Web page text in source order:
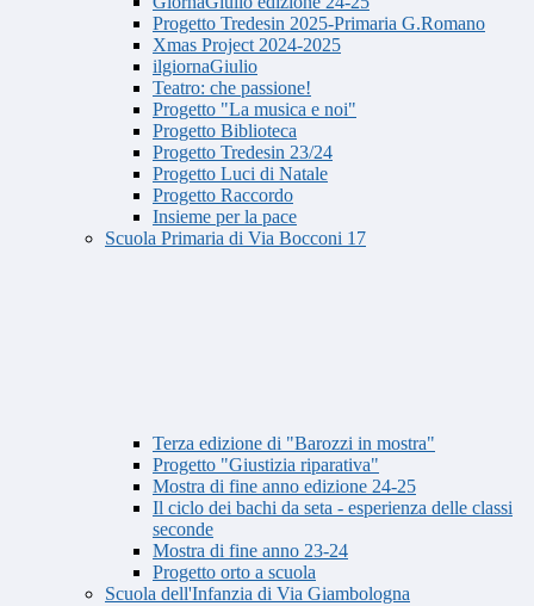
Progetto Tredesin 2025-Primaria G.Romano
Xmas Project 2024-2025
ilgiornaGiulio
Teatro: che passione!
Progetto "La musica e noi"
Progetto Biblioteca
Progetto Tredesin 23/24
Progetto Luci di Natale
Progetto Raccordo
Insieme per la pace
Scuola Primaria di Via Bocconi 17
Terza edizione di "Barozzi in mostra"
Progetto "Giustizia riparativa"
Mostra di fine anno edizione 24-25
Il ciclo dei bachi da seta - esperienza delle classi
seconde
Mostra di fine anno 23-24
Progetto orto a scuola
Scuola dell'Infanzia di Via Giambologna